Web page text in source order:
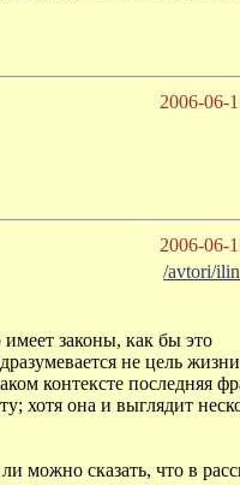
2006-06-
2006-06-
/avtori/
законы, как бы это
не цель
контексте последняя
хотя она и выглядит
можно сказать, что в